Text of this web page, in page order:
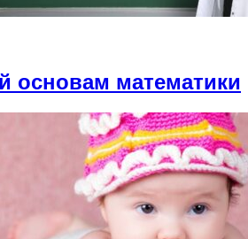
основам математики